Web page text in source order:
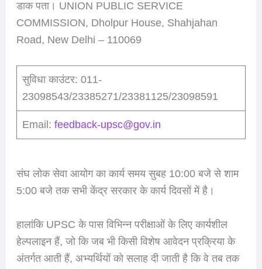
डाक पता। UNION PUBLIC SERVICE
COMMISSION, Dholpur House, Shahjahan
Road, New Delhi – 110069
सुविधा काउंटर: 011-
23098543/23385271/23381125/23098591
Email: feedback-upsc@gov.in
संघ लोक सेवा आयोग का कार्य समय सुबह 10:00 बजे से शाम
5:00 बजे तक सभी केंद्र सरकार के कार्य दिवसों में है।
हालांकि UPSC के पास विभिन्न परीक्षाओं के लिए कार्यशील
हेल्पलाइन हैं, जो कि जब भी किसी विशेष आवेदन प्रक्रिया के
अंतर्गत आती हैं, अभ्यर्थियों को सलाह दी जाती है कि वे तब तक